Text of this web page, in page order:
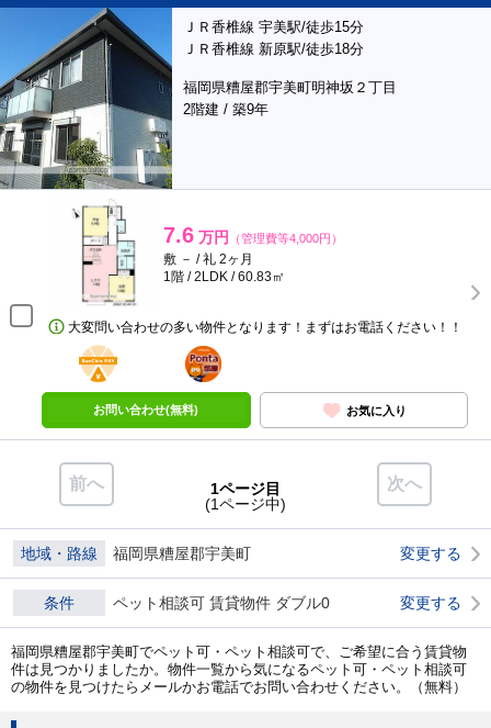
ＪＲ香椎線 宇美駅/徒歩15分
ＪＲ香椎線 新原駅/徒歩18分
福岡県糟屋郡宇美町明神坂２丁目
2階建 / 築9年
7.6 万円 （管理費等4,000円）
敷 － / 礼 2ヶ月
1階 / 2LDK / 60.83㎡
大変問い合わせの多い物件となります！まずはお電話ください！！
BunChinPAY
ポンタ
部屋
お問い合わせ(無料) お気に入り
前へ 次へ
1ページ目
(1ページ中)
地域・路線 福岡県糟屋郡宇美町 変更する
条件 ペット相談可 賃貸物件 ダブル0 変更する
福岡県糟屋郡宇美町でペット可・ペット相談可で、ご希望に合う賃貸物
件は見つかりましたか。物件一覧から気になるペット可・ペット相談可
の物件を見つけたらメールかお電話でお問い合わせください。（無料）